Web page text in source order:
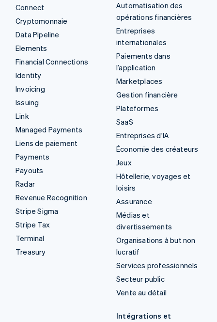
Connect
Cryptomonnaie
Data Pipeline
Elements
Financial Connections
Identity
Invoicing
Issuing
Link
Managed Payments
Liens de paiement
Payments
Payouts
Radar
Revenue Recognition
Stripe Sigma
Stripe Tax
Terminal
Treasury
Automatisation des
opérations financières
Entreprises
internationales
Paiements dans
l’application
Marketplaces
Gestion financière
Plateformes
SaaS
Entreprises d'IA
Économie des créateurs
Jeux
Hôtellerie, voyages et
loisirs
Assurance
Médias et
divertissements
Organisations à but non
lucratif
Services professionnels
Secteur public
Vente au détail
Intégrations et